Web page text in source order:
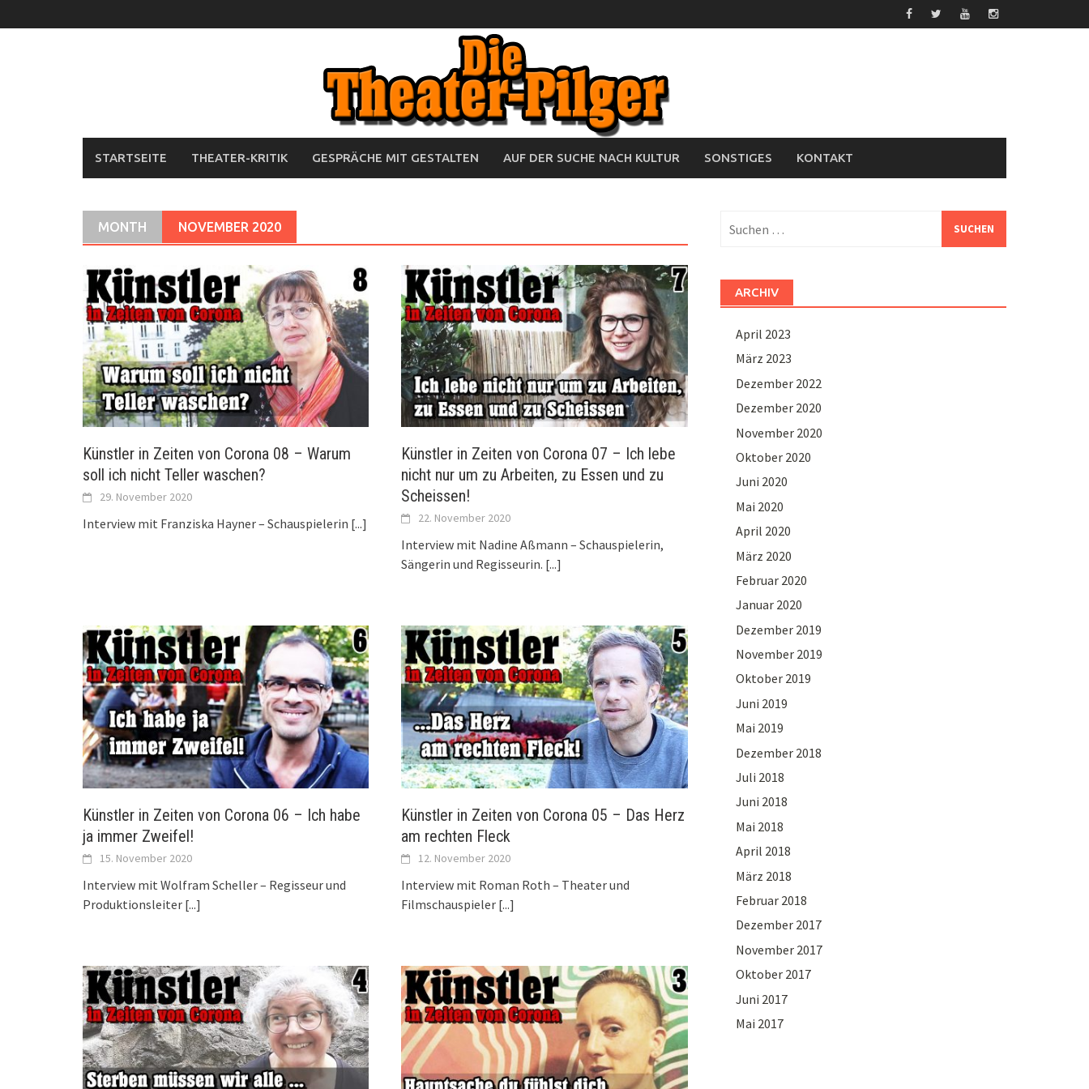
to
STARTSEITE THEATER-KRITIK GESPRÄCHE MIT GESTALTEN AUF DER SUCHE NACH KULTUR SONSTIGES KONTAKT
MONTH NOVEMBER 2020
Künstler in Zeiten von Corona 08 – Warum
soll ich nicht Teller waschen?
29. November 2020
Interview mit Franziska Hayner – Schauspielerin [...]
Künstler in Zeiten von Corona 07 – Ich lebe
nicht nur um zu Arbeiten, zu Essen und zu
Scheissen!
22. November 2020
Interview mit Nadine Aßmann – Schauspielerin,
Sängerin und Regisseurin. [...]
Künstler in Zeiten von Corona 06 – Ich habe
ja immer Zweifel!
15. November 2020
Interview mit Wolfram Scheller – Regisseur und
Produktionsleiter [...]
Künstler in Zeiten von Corona 05 – Das Herz
am rechten Fleck
12. November 2020
Interview mit Roman Roth – Theater und
Filmschauspieler [...]
nach:
ARCHIV
April 2023
März 2023
Dezember 2022
Dezember 2020
November 2020
Oktober 2020
Juni 2020
Mai 2020
April 2020
März 2020
Februar 2020
Januar 2020
Dezember 2019
November 2019
Oktober 2019
Juni 2019
Mai 2019
Dezember 2018
Juli 2018
Juni 2018
Mai 2018
April 2018
März 2018
Februar 2018
Dezember 2017
November 2017
Oktober 2017
Juni 2017
Mai 2017